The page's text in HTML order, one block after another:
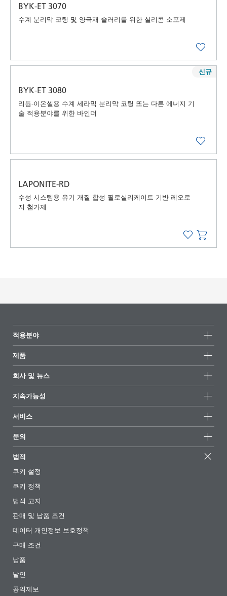
BYK-ET 3070
수계 분리막 코팅 및 양극재 슬러리를 위한 실리콘 소포제
BYK-ET 3080
리튬-이온셀용 수계 세라믹 분리막 코팅 또는 다른 에너지 기
술 적용분야를 위한 바인더
신규
LAPONITE-RD
수성 시스템용 유기 개질 합성 필로실리케이트 기반 레오로
지 첨가제
적용분야
제품
모든제품
하이라이트
회사 및 뉴스
뉴스
언론 및 미디어
소재지 및 판매점
전시회 및 이벤트
지속가능성
지속가능한 제품
성공 사례
EcoVadis
인증서
서비스
추천 배합
기사
전자책
규제 현황
첨가제 안내 앱
동영상
다운로드
문의
법적
쿠키 설정
쿠키 정책
법적 고지
판매 및 납품 조건
데이터 개인정보 보호정책
구매 조건
납품
날인
공익제보